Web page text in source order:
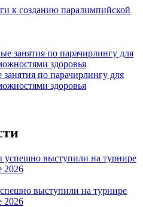
к созданию паралимпийской
по парачирлингу для
здоровья
выступили на турнире
2026